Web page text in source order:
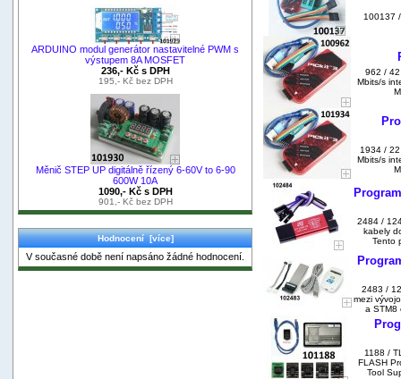
ARDUINO modul generátor nastavitelné PWM s
výstupem 8A MOSFET
236,- Kč s DPH
195,- Kč bez DPH
Měnič STEP UP digitálně řízený 6-60V to 6-90
600W 10A
1090,- Kč s DPH
901,- Kč bez DPH
Hodnocení [více]
V současné době není napsáno žádné hodnocení.
100137
962 /
Mbits/s
1934 /
Mbits/s
2484 /
kabely
Tento
2483 /
mezi
a STM8
1188 /
FLASH
Tool